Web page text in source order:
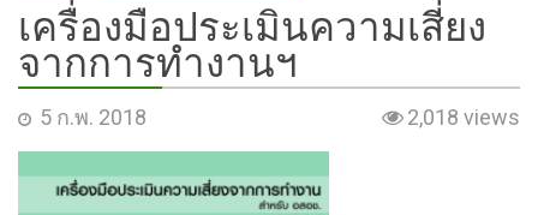
เครื่องมือประเมินความเสี่ยง
จากการทำงานฯ
5 ก.พ. 2018 2,018 views